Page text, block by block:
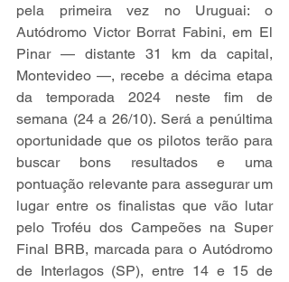
pela primeira vez no Uruguai: o
Autódromo Victor Borrat Fabini, em El
Pinar — distante 31 km da capital,
Montevideo —, recebe a décima etapa
da temporada 2024 neste fim de
semana (24 a 26/10). Será a penúltima
oportunidade que os pilotos terão para
buscar bons resultados e uma
pontuação relevante para assegurar um
lugar entre os finalistas que vão lutar
pelo Troféu dos Campeões na Super
Final BRB, marcada para o Autódromo
de Interlagos (SP), entre 14 e 15 de